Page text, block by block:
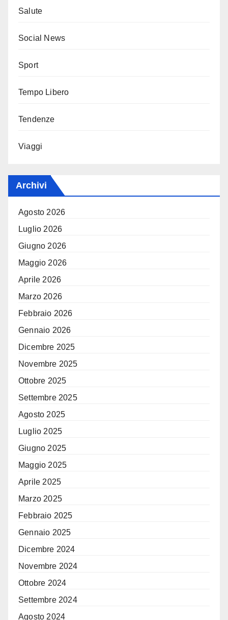
Salute
Social News
Sport
Tempo Libero
Tendenze
Viaggi
Archivi
Agosto 2026
Luglio 2026
Giugno 2026
Maggio 2026
Aprile 2026
Marzo 2026
Febbraio 2026
Gennaio 2026
Dicembre 2025
Novembre 2025
Ottobre 2025
Settembre 2025
Agosto 2025
Luglio 2025
Giugno 2025
Maggio 2025
Aprile 2025
Marzo 2025
Febbraio 2025
Gennaio 2025
Dicembre 2024
Novembre 2024
Ottobre 2024
Settembre 2024
Agosto 2024